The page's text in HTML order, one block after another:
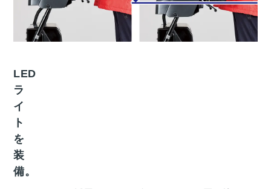
LED
ラ
イ
ト
を
装
備。